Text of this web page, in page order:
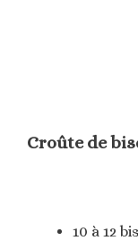
Croûte de
10 à 12